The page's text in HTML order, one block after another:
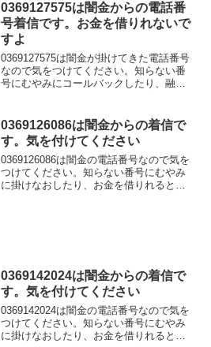
0369127575は闇金からの電話番
号着信です。お金を借りれないで
すよ
0369127575は闇金が掛けてきた電話番号
なので気をつけてください。知らない番
号にむやみにコールバックしたり、融資
の金融被害に遭う可能性もあります。ど
うしてもお金を借りたい！という場合に
は給料ファクタリングという新しい方法
をお勧めします。これなら審査を気にせ
ず現金を調達できますよ。
0369126086は闇金からの着信で
す。気を付けてください
0369126086は闇金の電話番号なので気を
つけてください。知らない番号にむやみ
に掛けなおしたり、お金を借りれると思
0369142024は闇金からの着信で
す。気を付けてください
0369142024は闇金の電話番号なので気を
つけてください。知らない番号にむやみ
に掛けなおしたり、お金を借りれると思